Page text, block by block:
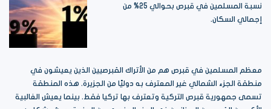
نسبة المسلمين في قبرص بحوالي 25% من
إجمالي السكان.
معظم المسلمين في قبرص هم من الأتراك القبرصيين الذين يعيشون في
منطقة الجزء الشمالي غير المعترف به دوليًا من الجزيرة. هذه المنطقة
تسمى جمهورية قبرص التركية وتعترف بها تركيا فقط. بينما يعيش الغالبية